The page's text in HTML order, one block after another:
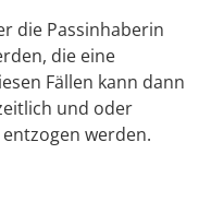
die Passinhaberin
die eine
Fällen kann dann
und oder
werden.